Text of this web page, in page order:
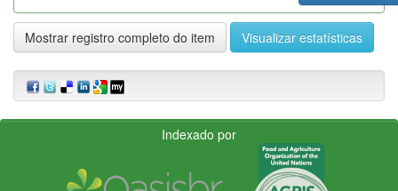
Mostrar registro completo do item Visualizar estatísticas
Indexado por